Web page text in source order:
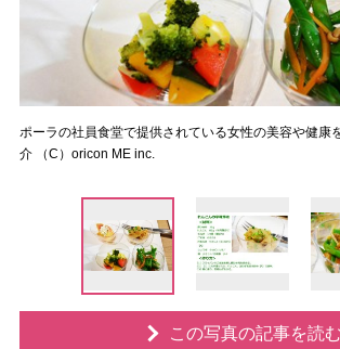
ポーラの社員食堂で提供されている女性の美容や健康
介 （C）oricon ME inc.
この写真の記事を読む